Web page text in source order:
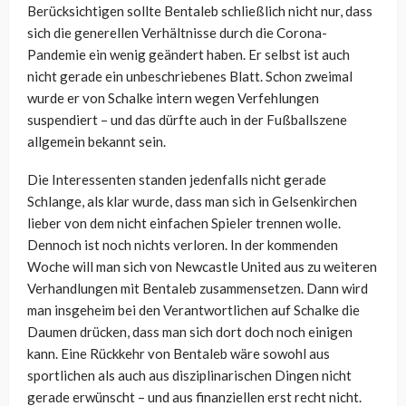
Berücksichtigen sollte Bentaleb schließlich nicht nur, dass
sich die generellen Verhältnisse durch die Corona-
Pandemie ein wenig geändert haben. Er selbst ist auch
nicht gerade ein unbeschriebenes Blatt. Schon zweimal
wurde er von Schalke intern wegen Verfehlungen
suspendiert – und das dürfte auch in der Fußballszene
allgemein bekannt sein.
Die Interessenten standen jedenfalls nicht gerade
Schlange, als klar wurde, dass man sich in Gelsenkirchen
lieber von dem nicht einfachen Spieler trennen wolle.
Dennoch ist noch nichts verloren. In der kommenden
Woche will man sich von Newcastle United aus zu weiteren
Verhandlungen mit Bentaleb zusammensetzen. Dann wird
man insgeheim bei den Verantwortlichen auf Schalke die
Daumen drücken, dass man sich dort doch noch einigen
kann. Eine Rückkehr von Bentaleb wäre sowohl aus
sportlichen als auch aus disziplinarischen Dingen nicht
gerade erwünscht – und aus finanziellen erst recht nicht.